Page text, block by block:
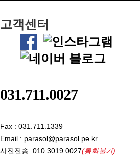
고객센터
031.711.0027
Fax : 031.711.1339
Email : parasol@parasol.pe.kr
사진전송: 010.3019.0027(통화불가)